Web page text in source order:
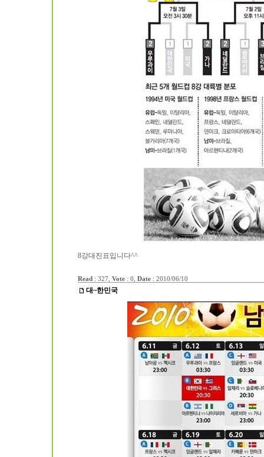
8강대진표입니다^^
Read : 327, Vote: 0, Date: 2010/06/10
대~한민국